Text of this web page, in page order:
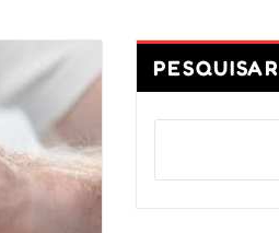
PESQUISAR